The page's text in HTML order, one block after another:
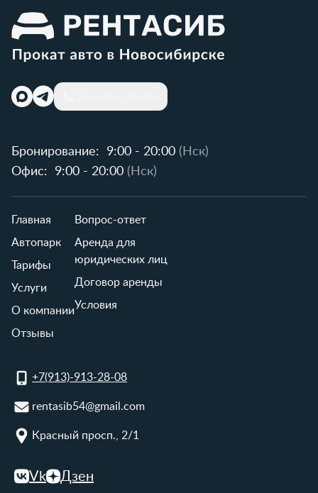
Бронирование: 9:00 - 20:00 (Нск)
Офис:
9:00 - 20:00 (Нск)
Главная
Автопарк
Тарифы
Услуги
О компании
Отзывы
Вопрос-ответ
Аренда для
юридических лиц
Договор аренды
Условия
+7(913)-913-28-08
rentasib54@gmail.com
Красный просп., 2/1
Vk Дзен